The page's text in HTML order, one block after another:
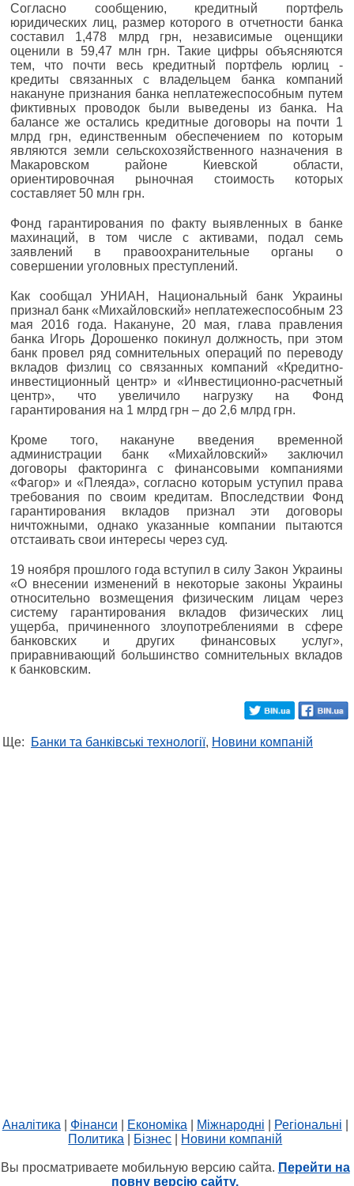
Согласно сообщению, кредитный портфель
юридических лиц, размер которого в отчетности банка
составил 1,478 млрд грн, независимые оценщики
оценили в 59,47 млн грн. Такие цифры объясняются
тем, что почти весь кредитный портфель юрлиц -
кредиты связанных с владельцем банка компаний
накануне признания банка неплатежеспособным путем
фиктивных проводок были выведены из банка. На
балансе же остались кредитные договоры на почти 1
млрд грн, единственным обеспечением по которым
являются земли сельскохозяйственного назначения в
Макаровском районе Киевской области,
ориентировочная рыночная стоимость которых
составляет 50 млн грн.
Фонд гарантирования по факту выявленных в банке
махинаций, в том числе с активами, подал семь
заявлений в правоохранительные органы о
совершении уголовных преступлений.
Как сообщал УНИАН, Национальный банк Украины
признал банк «Михайловский» неплатежеспособным 23
мая 2016 года. Накануне, 20 мая, глава правления
банка Игорь Дорошенко покинул должность, при этом
банк провел ряд сомнительных операций по переводу
вкладов физлиц со связанных компаний «Кредитно-
инвестиционный центр» и «Инвестиционно-расчетный
центр», что увеличило нагрузку на Фонд
гарантирования на 1 млрд грн – до 2,6 млрд грн.
Кроме того, накануне введения временной
администрации банк «Михайловский» заключил
договоры факторинга с финансовыми компаниями
«Фагор» и «Плеяда», согласно которым уступил права
требования по своим кредитам. Впоследствии Фонд
гарантирования вкладов признал эти договоры
ничтожными, однако указанные компании пытаются
отстаивать свои интересы через суд.
19 ноября прошлого года вступил в силу Закон Украины
«О внесении изменений в некоторые законы Украины
относительно возмещения физическим лицам через
систему гарантирования вкладов физических лиц
ущерба, причиненного злоупотреблениями в сфере
банковских и других финансовых услуг»,
приравнивающий большинство сомнительных вкладов
к банковским.
Ще: Банки та банківські технології, Новини компаній
Аналітика Фінанси Економіка Міжнародні Регіональні
Политика
Бізнес Новини компаній
Вы просматриваете мобильную версию сайта. Перейти на
повну версію сайту.